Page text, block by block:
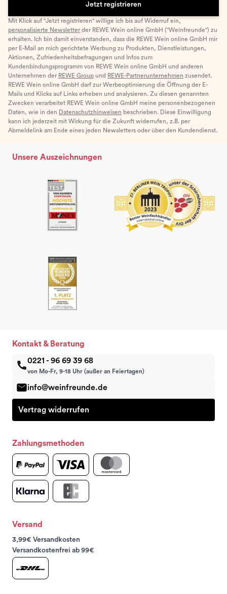
Jetzt registrieren
Mit Klick auf "Jetzt registrieren" willige ich bis auf Widerruf ein,
personalisierte Newsletter der REWE Wein online GmbH ("Weinfreunde") zu
erhalten. Ich bin damit einverstanden, dass die REWE Wein online GmbH mir
per E-Mail an mich gerichtete Werbung zu Produkten, Dienstleistungen,
Aktionen, Zufriedenheitsbefragungen und Infos zum
Kundenbindungsprogramm von REWE Wein online GmbH und anderen
Unternehmen der REWE Group und REWE-Partnerunternehmen zusendet.
REWE Wein online GmbH darf zur Werbeoptimierung die Öffnung der E-
Mails und Klicks auf Links erheben und analysieren. Zu diesen genannten
Zwecken verarbeitet REWE Wein online GmbH meine personenbezogenen
Daten, wie in den Datenschutzhinweisen beschrieben. Diese Einwilligung
kann ich jederzeit mit Wirkung für die Zukunft widerrufen, z.B. per
Abmeldelink am Ende eines jeden Newsletters oder über den Kundendienst.
Unsere Auszeichnungen
Kontakt & Beratung
0221 - 96 69 39 68
von Mo-Fr, 9-18 Uhr (außer an Feiertagen)
info@weinfreunde.de
Vertrag widerrufen
Zahlungsmethoden
Versand
3,99€ Versandkosten
Versandkostenfrei ab 99€